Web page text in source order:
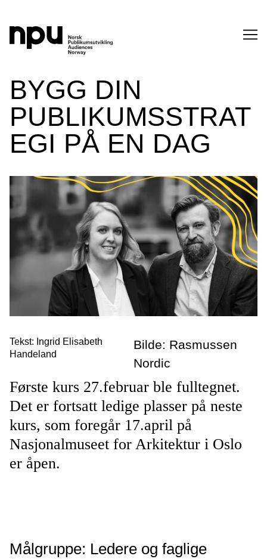
SØK
SØK →
BYGG DIN
PUBLIKUMSSTRAT
EGI PÅ EN DAG
Tekst: Ingrid Elisabeth
Handeland
Bilde: Rasmussen
Nordic
Første kurs 27.februar ble fulltegnet.
Det er fortsatt ledige plasser på neste
kurs, som foregår 17.april på
Nasjonalmuseet for Arkitektur i Oslo
er åpen.
Målgruppe: Ledere og faglige